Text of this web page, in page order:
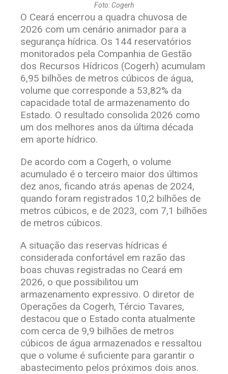
Foto: Cogerh
O Ceará encerrou a quadra chuvosa de
2026 com um cenário animador para a
segurança hídrica. Os 144 reservatórios
monitorados pela Companhia de Gestão
dos Recursos Hídricos (Cogerh) acumulam
6,95 bilhões de metros cúbicos de água,
volume que corresponde a 53,82% da
capacidade total de armazenamento do
Estado. O resultado consolida 2026 como
um dos melhores anos da última década
em aporte hídrico.
De acordo com a Cogerh, o volume
acumulado é o terceiro maior dos últimos
dez anos, ficando atrás apenas de 2024,
quando foram registrados 10,2 bilhões de
metros cúbicos, e de 2023, com 7,1 bilhões
de metros cúbicos.
A situação das reservas hídricas é
considerada confortável em razão das
boas chuvas registradas no Ceará em
2026, o que possibilitou um
armazenamento expressivo. O diretor de
Operações da Cogerh, Tércio Tavares,
destacou que o Estado conta atualmente
com cerca de 9,9 bilhões de metros
cúbicos de água armazenados e ressaltou
que o volume é suficiente para garantir o
abastecimento pelos próximos dois anos.